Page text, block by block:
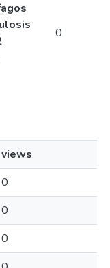
0
views
0
0
0